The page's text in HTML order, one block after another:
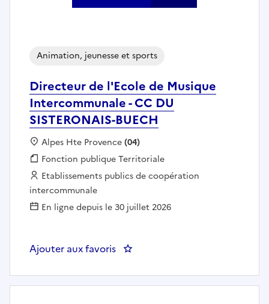
Directeur de l'Ecole de Musique
Intercommunale - CC DU
SISTERONAIS-BUECH
Animation, jeunesse et sports
Localisation :
Alpes Hte Provence(04)
Fonction publique :
Fonction publique Territoriale
Employeur :
Etablissements publics de coopération
intercommunale
En ligne depuis le 30 juillet 2026
Ajouter aux favoris : Directeur de l'Ecole de